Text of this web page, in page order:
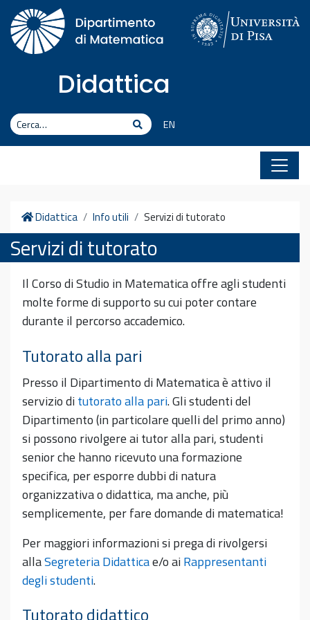
Vai al contenuto
Didattica
Cerca CercaEN
Home
Didattica Info utili Servizi di tutorato
Servizi di tutorato
Il Corso di Studio in Matematica offre agli studenti
molte forme di supporto su cui poter contare
durante il percorso accademico.
Tutorato alla pari
Presso il Dipartimento di Matematica è attivo il
servizio ditutorato alla pari. Gli studenti del
Dipartimento (in particolare quelli del primo anno)
si possono rivolgere ai tutor alla pari, studenti
senior che hanno ricevuto una formazione
specifica, per esporre dubbi di natura
organizzativa o didattica, ma anche, più
semplicemente, per fare domande di matematica!
Per maggiori informazioni si prega di rivolgersi
allaSegreteria Didatticae/o aiRappresentanti
degli studenti.
Tutorato didattico